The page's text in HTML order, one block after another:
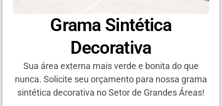
Grama Sintética
Decorativa
Sua área externa mais verde e bonita do que
nunca. Solicite seu orçamento para nossa grama
sintética decorativa no Setor de Grandes Áreas!